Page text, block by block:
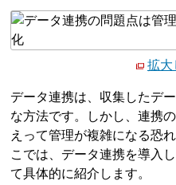
拡大
データ連携は、収集したデ
な方法です。しかし、連携
えって管理が複雑になる恐
こでは、データ連携を導入
て具体的に紹介します。